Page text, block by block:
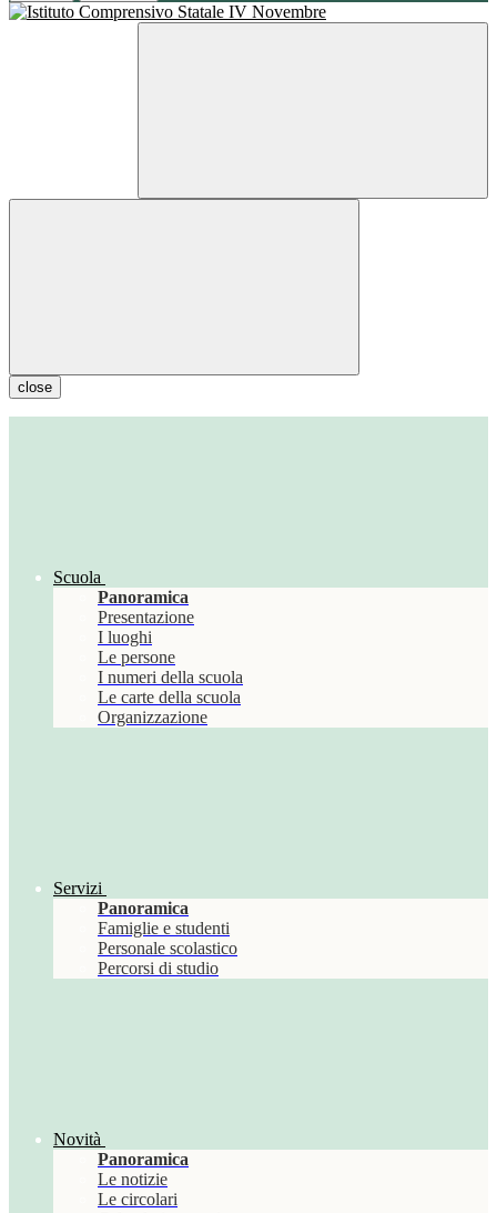
close
Scuola
Panoramica
Presentazione
I luoghi
Le persone
I numeri della scuola
Le carte della scuola
Organizzazione
Servizi
Panoramica
Famiglie e studenti
Personale scolastico
Percorsi di studio
Novità
Panoramica
Le notizie
Le circolari